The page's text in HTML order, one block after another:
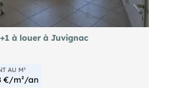
à louer à Juvignac
AU M²
€/m²/an